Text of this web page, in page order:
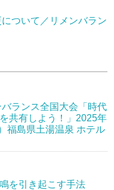
ついて／リメンバラン
バランス全国大会「時代
共有しよう！」2025年
福島県土湯温泉 ホテル
を引き起こす手法